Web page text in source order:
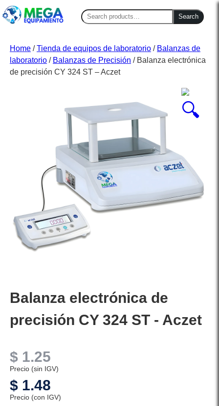
Search
for:
Search
Home /Tienda de equipos de laboratorio / Balanzas de
laboratorio / Balanzas de Precisión / Balanza electrónica
de precisión CY 324 ST – Aczet
Balanza electrónica de
precisión CY 324 ST - Aczet
$ 1.25
Precio (sin IGV)
$ 1.48
Precio (con IGV)